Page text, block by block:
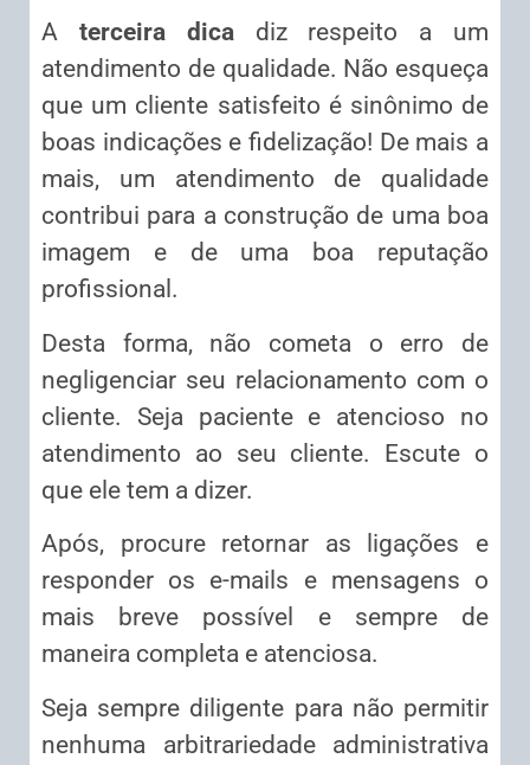
A terceira dica diz respeito a um
atendimento de qualidade. Não esqueça
que um cliente satisfeito é sinônimo de
boas indicações e fidelização! De mais a
mais, um atendimento de qualidade
contribui para a construção de uma boa
imagem e de uma boa reputação
profissional.
Desta forma, não cometa o erro de
negligenciar seu relacionamento com o
cliente. Seja paciente e atencioso no
atendimento ao seu cliente. Escute o
que ele tem a dizer.
Após, procure retornar as ligações e
responder os e-mails e mensagens o
mais breve possível e sempre de
maneira completa e atenciosa.
Seja sempre diligente para não permitir
nenhuma arbitrariedade administrativa